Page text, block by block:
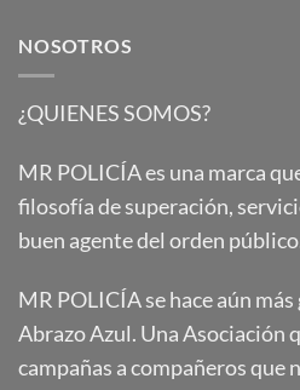
NOSOTROS
¿QUIENES SOMOS?
MR POLICÍA es una marca
filosofía de superación,
buen agente del orden
MR POLICÍA se hace aún
Abrazo Azul. Una Asociación
campañas a compañeros que